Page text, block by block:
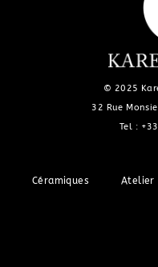
© 2025
32 Rue
Tel :
Céramiques Atelier